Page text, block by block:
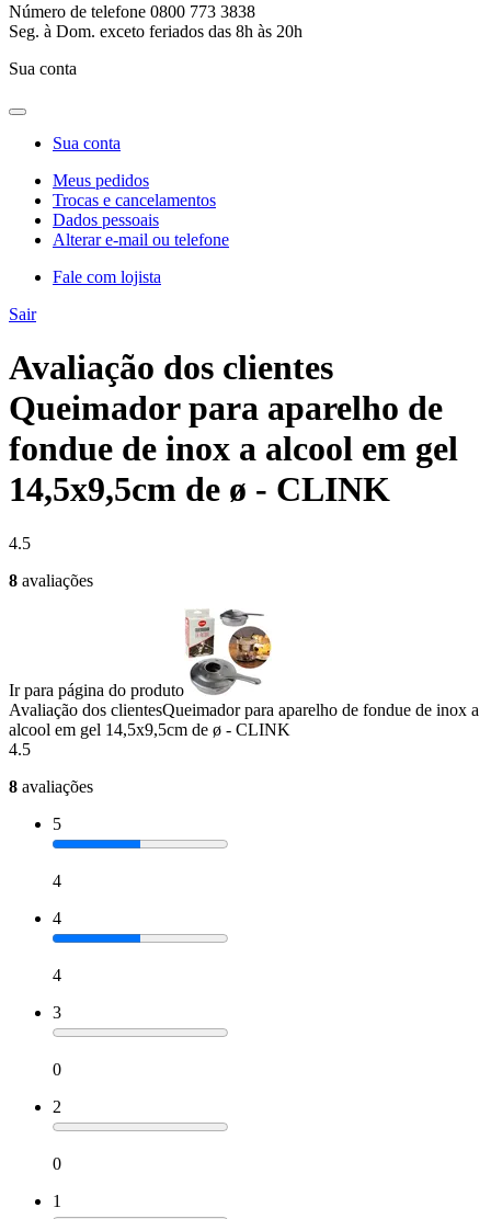
Número de telefone 0800 773 3838
Seg. à Dom. exceto feriados das 8h às 20h
Sua conta
Sua conta
Meus pedidos
Trocas e cancelamentos
Dados pessoais
Alterar e-mail ou telefone
Fale com lojista
Sair
Avaliação dos clientes
Queimador para aparelho de
fondue de inox a alcool em gel
14,5x9,5cm de ø - CLINK
4.5
8 avaliações
Ir para página do produto
Avaliação dos clientesQueimador para aparelho de fondue de inox a
alcool em gel 14,5x9,5cm de ø - CLINK
4.5
8 avaliações
5
4
4
4
3
0
2
0
1